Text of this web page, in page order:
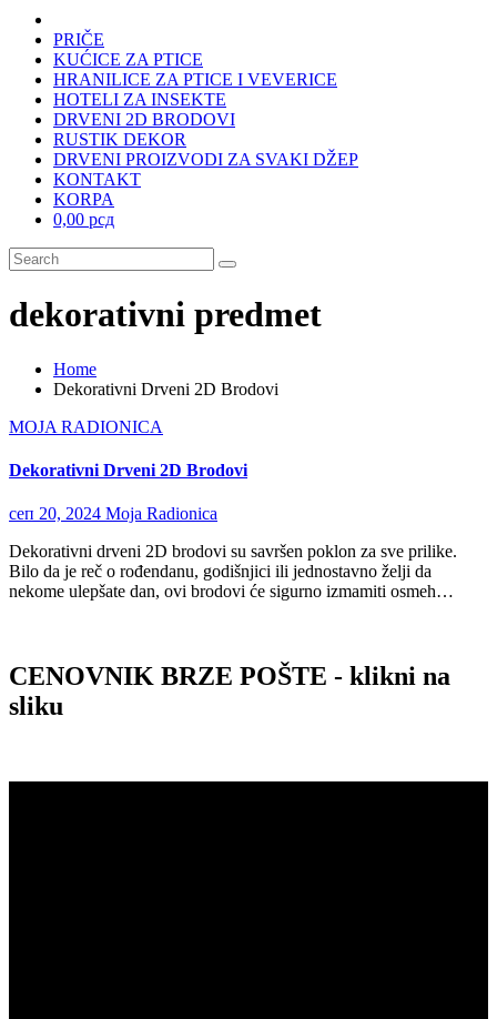
PRIČE
KUĆICE ZA PTICE
HRANILICE ZA PTICE I VEVERICE
HOTELI ZA INSEKTE
DRVENI 2D BRODOVI
RUSTIK DEKOR
DRVENI PROIZVODI ZA SVAKI DŽEP
KONTAKT
KORPA
0,00 рсд
dekorativni predmet
Home
Dekorativni Drveni 2D Brodovi
MOJA RADIONICA
Dekorativni Drveni 2D Brodovi
сеп 20, 2024 Moja Radionica
Dekorativni drveni 2D brodovi su savršen poklon za sve prilike.
Bilo da je reč o rođendanu, godišnjici ili jednostavno želji da
nekome ulepšate dan, ovi brodovi će sigurno izmamiti osmeh…
CENOVNIK BRZE POŠTE - klikni na
sliku